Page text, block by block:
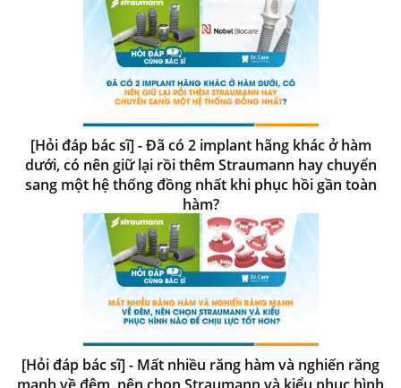
[Hỏi đáp bác sĩ] - Đã có 2 implant hãng khác ở hàm
dưới, có nên giữ lại rồi thêm Straumann hay chuyển
sang một hệ thống đồng nhất khi phục hồi gần toàn
hàm?
[Hỏi đáp bác sĩ] - Mất nhiều răng hàm và nghiến răng